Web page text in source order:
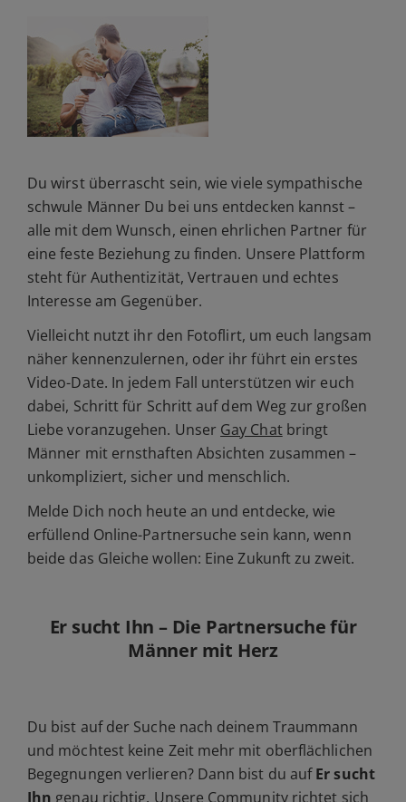
Du wirst überrascht sein, wie viele sympathische
schwule Männer Du bei uns entdecken kannst –
alle mit dem Wunsch, einen ehrlichen Partner für
eine feste Beziehung zu finden. Unsere Plattform
steht für Authentizität, Vertrauen und echtes
Interesse am Gegenüber.
Vielleicht nutzt ihr den Fotoflirt, um euch langsam
näher kennenzulernen, oder ihr führt ein erstes
Video-Date. In jedem Fall unterstützen wir euch
dabei, Schritt für Schritt auf dem Weg zur großen
Liebe voranzugehen. Unser Gay Chatbringt
Männer mit ernsthaften Absichten zusammen –
unkompliziert, sicher und menschlich.
Melde Dich noch heute an und entdecke, wie
erfüllend Online-Partnersuche sein kann, wenn
beide das Gleiche wollen: Eine Zukunft zu zweit.
Er sucht Ihn – Die Partnersuche für
Männer mit Herz
Du bist auf der Suche nach deinem Traummann
und möchtest keine Zeit mehr mit oberflächlichen
Begegnungen verlieren? Dann bist du aufEr sucht
Ihn genau richtig. Unsere Community richtet sich